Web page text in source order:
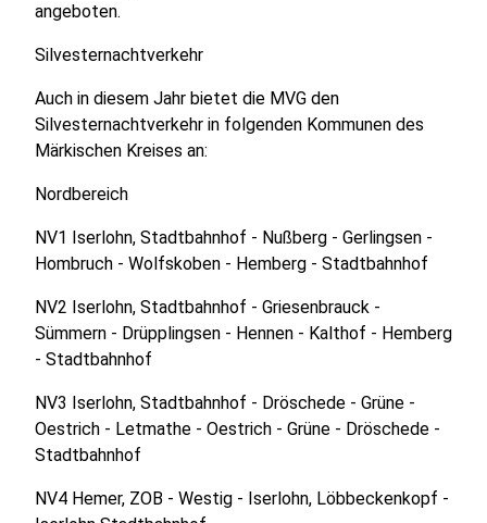
angeboten.
Silvesternachtverkehr
Auch in diesem Jahr bietet die MVG den
Silvesternachtverkehr in folgenden Kommunen des
Märkischen Kreises an:
Nordbereich
NV1 Iserlohn, Stadtbahnhof - Nußberg - Gerlingsen -
Hombruch - Wolfskoben - Hemberg - Stadtbahnhof
NV2 Iserlohn, Stadtbahnhof - Griesenbrauck -
Sümmern - Drüpplingsen - Hennen - Kalthof - Hemberg
- Stadtbahnhof
NV3 Iserlohn, Stadtbahnhof - Dröschede - Grüne -
Oestrich - Letmathe - Oestrich - Grüne - Dröschede -
Stadtbahnhof
NV4 Hemer, ZOB - Westig - Iserlohn, Löbbeckenkopf -